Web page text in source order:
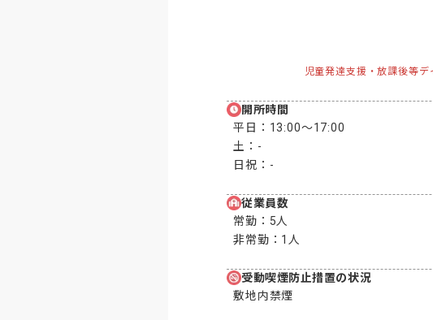
児童発達支援・放課後等
開所時間
平日： 13:00〜17:00
土： -
日祝： -
従業員数
常勤： 5人
非常勤： 1人
受動喫煙防止措置の状況
敷地内禁煙